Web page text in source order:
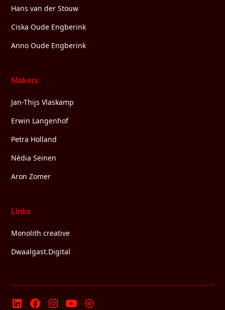
Hans van der Stouw
Ciska Oude Engberink
Anno Oude Engberink
Makers
Jan-Thijs Vlaskamp
Erwin Langenhof
Petra Holland
Nèdia Seinen
Aron Zomer
Links
Monolith creative
Dwaalgast.Digital